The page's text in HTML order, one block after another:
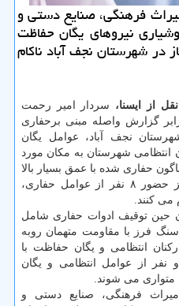
فرهنگی، صنایع دستی و
نیروهای یگان حفاظت
در شهرستان نجف آباد ناكام
از ایسنا، سردار امیر رحمت
گزارش واصله مبنی برحفاری
نجف آباد، عوامل یگان
انتظامی شهرستان به مکان مورد
حفاری شده با عمق بسیار بالا
و تونل هایی با طول ۸ متر و نیز حضور ۸ نفر از عوامل حفاری،
می کنند.
حین توقیف ادوات حفاری شامل
فرز با مقاومت متهمان روبه
انتظامی و یگان حفاظت با
نفر از عوامل انتظامی و یگان
متواری می شوند.
فرهنگی، صنایع دستی و